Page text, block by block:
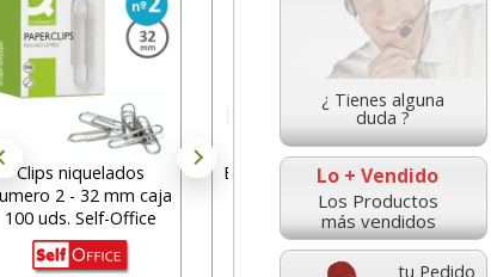
¿ Tienes alguna
duda ?
Lo + Vendido
Los Productos
más vendidos
tu Pedido
Encuadenadora Espiral
Fellowes metal 25,
económica, 10 hojas
Libro de Reservas -
Agenda 2027 - 2
Páginas cada dia